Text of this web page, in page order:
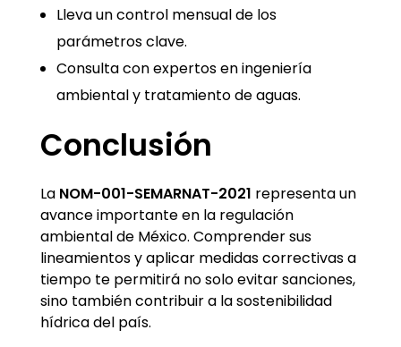
Lleva un control mensual de los
parámetros clave.
Consulta con expertos en ingeniería
ambiental y tratamiento de aguas.
Conclusión
La NOM-001-SEMARNAT-2021 representa un
avance importante en la regulación
ambiental de México. Comprender sus
lineamientos y aplicar medidas correctivas a
tiempo te permitirá no solo evitar sanciones,
sino también contribuir a la sostenibilidad
hídrica del país.